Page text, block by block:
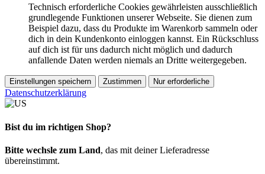
Technisch erforderliche Cookies gewährleisten ausschließlich
grundlegende Funktionen unserer Webseite. Sie dienen zum
Beispiel dazu, dass du Produkte im Warenkorb sammeln oder
dich in dein Kundenkonto einloggen kannst. Ein Rückschluss
auf dich ist für uns dadurch nicht möglich und dadurch
anfallende Daten werden niemals an Dritte weitergegeben.
Einstellungen speichern Zustimmen Nur erforderliche
Datenschutzerklärung
Bist du im richtigen Shop?
Bitte wechsle zum Land, das mit deiner Lieferadresse
übereinstimmt.